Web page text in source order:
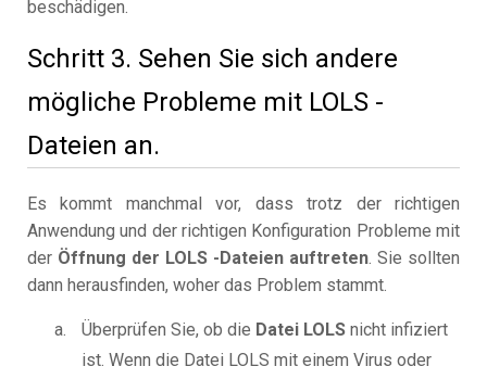
beschädigen.
Schritt 3. Sehen Sie sich andere
mögliche Probleme mit LOLS -
Dateien an.
Es kommt manchmal vor, dass trotz der richtigen
Anwendung und der richtigen Konfiguration Probleme mit
der Öffnung der LOLS -Dateien auftreten. Sie sollten
dann herausfinden, woher das Problem stammt.
Überprüfen Sie, ob die Datei LOLS nicht infiziert
ist. Wenn die Datei LOLS mit einem Virus oder